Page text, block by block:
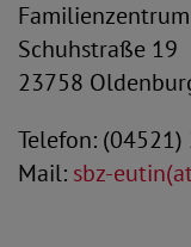
Schuhstraße 19
23758
Telefon:
Mail: sbz-